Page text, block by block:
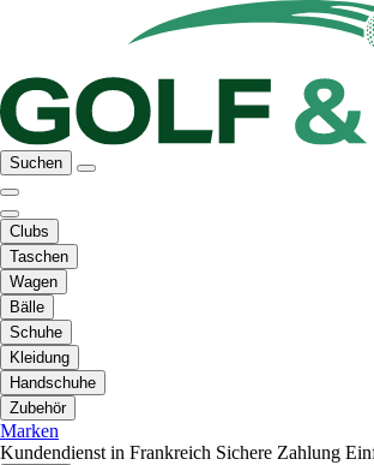
Suchen
Clubs
Taschen
Wagen
Bälle
Schuhe
Kleidung
Handschuhe
Zubehör
Marken
Kundendienst in Frankreich Sichere Zahlung